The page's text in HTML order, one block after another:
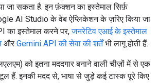
जा सकता है. इन फ़ंक्शन का इस्तेमाल सिर्फ़
AI Studio के वेब ऐप्लिकेशन के ज़रिए किया जा
का इस्तेमाल करने पर,जनरेटिव एआई के इस्तेमाल
और Gemini API की सेवा की शर्तेंभी लागू होती हैं.
को इतना मददगार बनाने वाली चीज़ों में से एक
हैं. इनकी मदद से, भाषा से जुड़े कई टास्क पूरे किए